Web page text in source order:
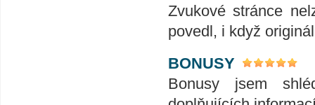
Zvukové stránce
povedl, i když
BONUSY
Bonusy jsem